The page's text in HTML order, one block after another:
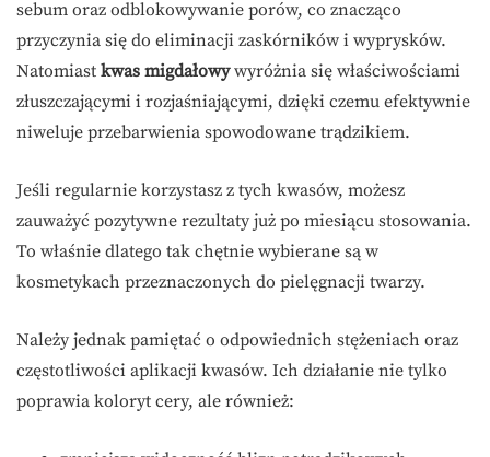
sebum oraz odblokowywanie porów, co znacząco
przyczynia się do eliminacji zaskórników i wyprysków.
Natomiast kwas migdałowywyróżnia się właściwościami
złuszczającymi i rozjaśniającymi, dzięki czemu efektywnie
niweluje przebarwienia spowodowane trądzikiem.
Jeśli regularnie korzystasz z tych kwasów, możesz
zauważyć pozytywne rezultaty już po miesiącu stosowania.
To właśnie dlatego tak chętnie wybierane są w
kosmetykach przeznaczonych do pielęgnacji twarzy.
Należy jednak pamiętać o odpowiednich stężeniach oraz
częstotliwości aplikacji kwasów. Ich działanie nie tylko
poprawia koloryt cery, ale również: